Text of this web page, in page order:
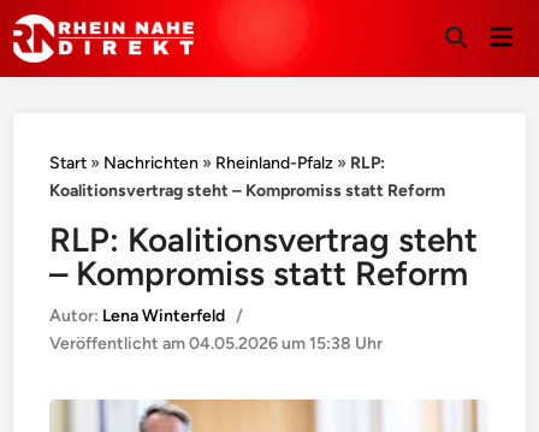
Suche
Start » Nachrichten » Rheinland-Pfalz » RLP:
Koalitionsvertrag steht – Kompromiss statt Reform
RLP: Koalitionsvertrag steht
– Kompromiss statt Reform
Autor: Lena Winterfeld /
Veröffentlicht am04.05.2026 um 15:38 Uhr